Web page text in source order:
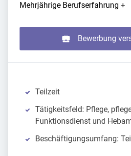
Mehrjährige Berufserfahrung +
Bewerbung
Teilzeit
Tätigkeitsfeld: Pflege,
Funktionsdienst und
Beschäftigungsumfang: